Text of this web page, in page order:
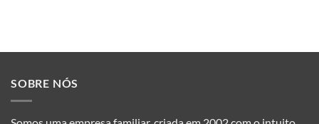
SOBRE NÓS